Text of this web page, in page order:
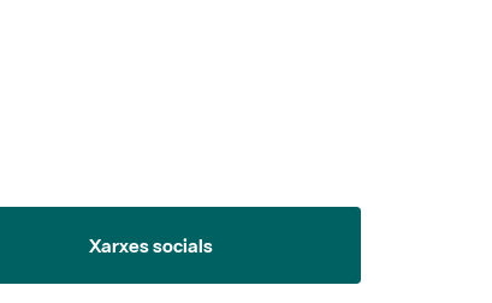
Xarxes socials